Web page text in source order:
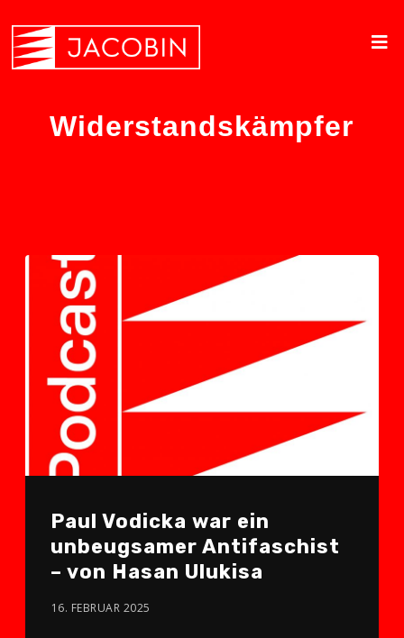
Widerstandskämpfer
Paul Vodicka war ein
unbeugsamer Antifaschist
– von Hasan Ulukisa
16. FEBRUAR 2025